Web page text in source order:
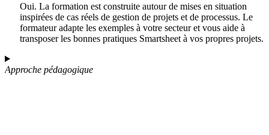
Oui. La formation est construite autour de mises en situation
inspirées de cas réels de gestion de projets et de processus. Le
formateur adapte les exemples à votre secteur et vous aide à
transposer les bonnes pratiques Smartsheet à vos propres projets.
Approche pédagogique